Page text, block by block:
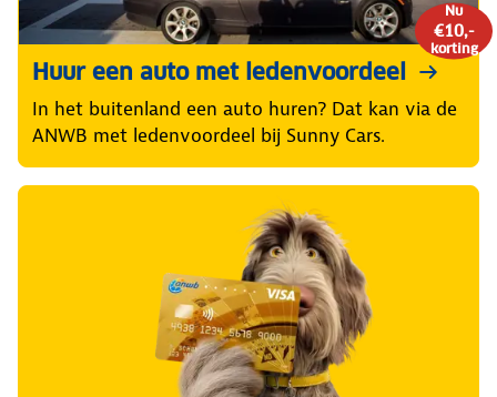
Nu
€10,-
korting
Huur een auto met ledenvoordeel
In het buitenland een auto huren? Dat kan via de
ANWB met ledenvoordeel bij Sunny Cars.